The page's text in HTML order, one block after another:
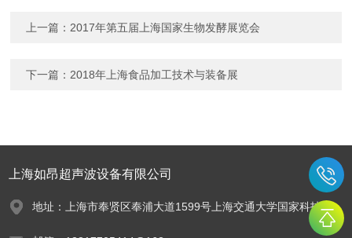
上一篇： 2017年第五届上海国家生物发酵展览会
下一篇： 2018年上海食品加工技术与装备展
上海如昂超声波设备有限公司
地址：上海市奉贤区奉浦大道1599号上海交通大学国家科技园